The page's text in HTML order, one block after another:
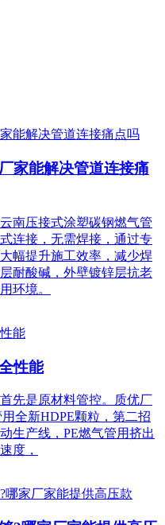
家能解决管道连接痛
南压接式涂塑碳钢燃气管
连接，无需焊接，通过专
幅提升施工效率，减少焊
耐酸碱，外壁镀锌层抗老
环境。
性能
先是原材料管控。质优厂
全新HDPE颗粒，第二招
生产线，PE燃气管用挤出
度，